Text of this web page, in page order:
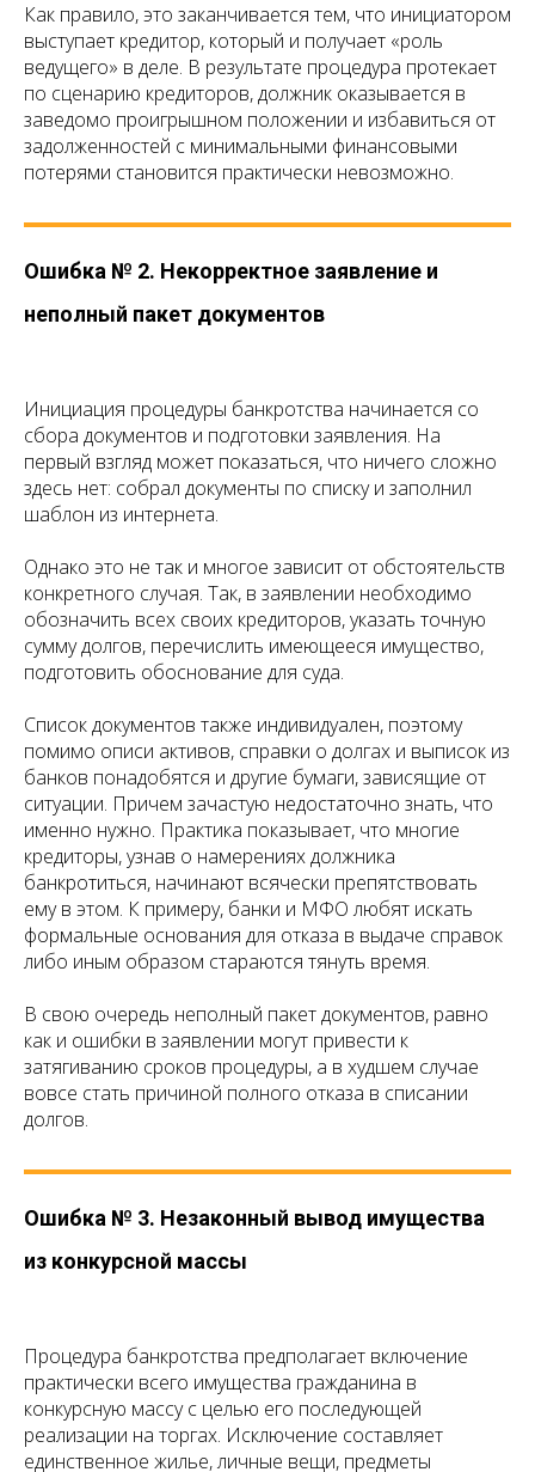
Как правило, это заканчивается тем, что инициатором
выступает кредитор, который и получает «роль
ведущего» в деле. В результате процедура протекает
по сценарию кредиторов, должник оказывается в
заведомо проигрышном положении и избавиться от
задолженностей с минимальными финансовыми
потерями становится практически невозможно.
Ошибка № 2. Некорректное заявление и
неполный пакет документов
Инициация процедуры банкротства начинается со
сбора документов и подготовки заявления. На
первый взгляд может показаться, что ничего сложно
здесь нет: собрал документы по списку и заполнил
шаблон из интернета.
Однако это не так и многое зависит от обстоятельств
конкретного случая. Так, в заявлении необходимо
обозначить всех своих кредиторов, указать точную
сумму долгов, перечислить имеющееся имущество,
подготовить обоснование для суда.
Список документов также индивидуален, поэтому
помимо описи активов, справки о долгах и выписок из
банков понадобятся и другие бумаги, зависящие от
ситуации. Причем зачастую недостаточно знать, что
именно нужно. Практика показывает, что многие
кредиторы, узнав о намерениях должника
банкротиться, начинают всячески препятствовать
ему в этом. К примеру, банки и МФО любят искать
формальные основания для отказа в выдаче справок
либо иным образом стараются тянуть время.
В свою очередь неполный пакет документов, равно
как и ошибки в заявлении могут привести к
затягиванию сроков процедуры, а в худшем случае
вовсе стать причиной полного отказа в списании
долгов.
Ошибка № 3. Незаконный вывод имущества
из конкурсной массы
Процедура банкротства предполагает включение
практически всего имущества гражданина в
конкурсную массу с целью его последующей
реализации на торгах. Исключение составляет
единственное жилье, личные вещи, предметы